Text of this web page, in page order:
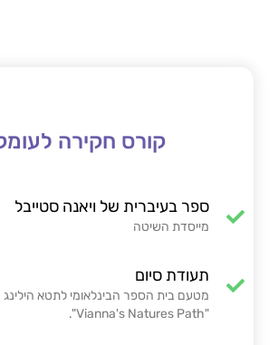
קורס חקירה לעומק
ספר בעיברית של ויאנה סטייבל
מייסדת השיטה
תעודת סיום
מטעם בית הספר הבינלאומי לתטא הילינג